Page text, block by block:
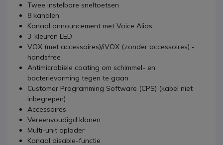
Twee instelbare sneltoetsen
8 kanalen
Kanaal announcement met Voice Alias
3-kleuren LED
VOX (met accessoires)/iVOX (zonder accessoires) -
handsfree
Antimicrobiële coating om schimmel- en
bacterievorming tegen te gaan
Customer Programming Software (CPS) (kabel niet
inbegrepen)
Accessoires
Vereenvoudigd klonen
Multi-unit oplader
Kanaal disable-functie